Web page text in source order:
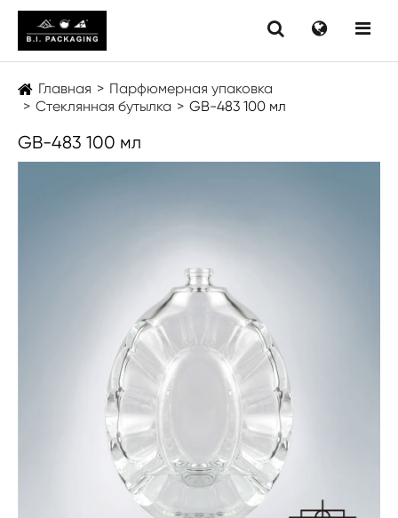
Главная
Парфюмерная упаковка
Стеклянная бутылка
GB-483 100 мл
GB-483 100 мл